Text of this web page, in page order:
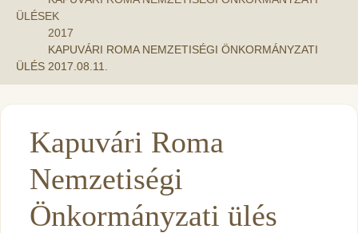
ÜLÉSEK
2017
KAPUVÁRI ROMA NEMZETISÉGI ÖNKORMÁNYZATI
ÜLÉS 2017.08.11.
Kapuvári Roma
Nemzetiségi
Önkormányzati ülés